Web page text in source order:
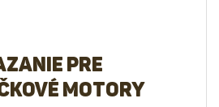
pre
motory